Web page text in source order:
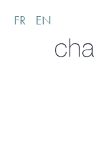
FR EN